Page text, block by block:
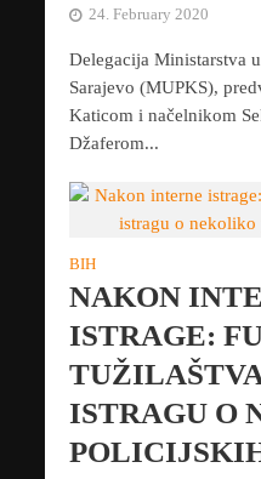
24. February 2020
Delegacija Ministarstva
Sarajevo (MUPKS),
Katicom i načelnikom
Džaferom...
BIH
NAKON
ISTRAGE:
ISTRAGU O